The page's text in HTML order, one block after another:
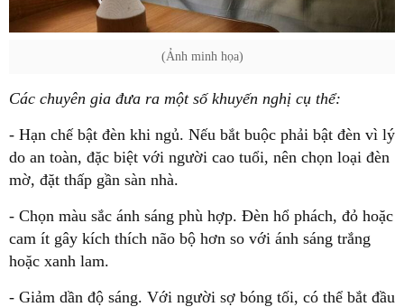
(Ảnh minh họa)
Các chuyên gia đưa ra một số khuyến nghị cụ thể:
- Hạn chế bật đèn khi ngủ. Nếu bắt buộc phải bật đèn vì lý
do an toàn, đặc biệt với người cao tuổi, nên chọn loại đèn
mờ, đặt thấp gần sàn nhà.
- Chọn màu sắc ánh sáng phù hợp. Đèn hổ phách, đỏ hoặc
cam ít gây kích thích não bộ hơn so với ánh sáng trắng
hoặc xanh lam.
- Giảm dần độ sáng. Với người sợ bóng tối, có thể bắt đầu